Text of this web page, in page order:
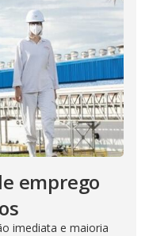
emprego
imediata e maioria